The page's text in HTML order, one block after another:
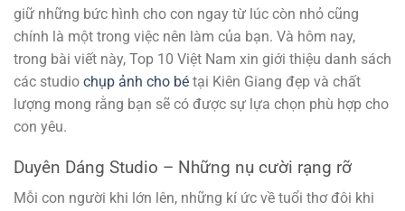
giữ những bức hình cho con ngay từ lúc còn nhỏ cũng
chính là một trong việc nên làm của bạn. Và hôm nay,
trong bài viết này, Top 10 Việt Nam xin giới thiệu danh sách
các studio chụp ảnh cho bé tại Kiên Giang đẹp và chất
lượng mong rằng bạn sẽ có được sự lựa chọn phù hợp cho
con yêu.
Duyên Dáng Studio – Những nụ cười rạng rỡ
Mỗi con người khi lớn lên, những kí ức về tuổi thơ đôi khi